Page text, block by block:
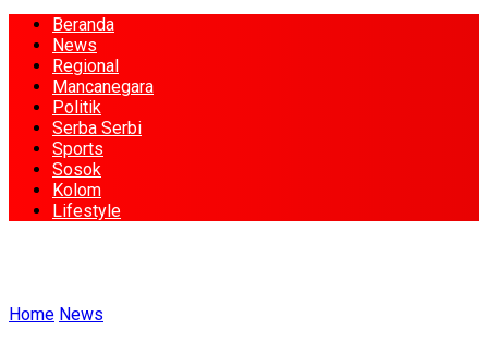
Beranda
News
Regional
Mancanegara
Politik
Serba Serbi
Sports
Sosok
Kolom
Lifestyle
Home News